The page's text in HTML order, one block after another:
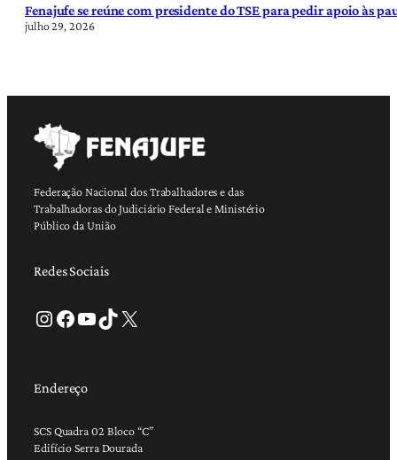
Fenajufe se reúne com presidente do TSE para pedir apoio às
julho 29, 2026
Federação Nacional dos Trabalhadores e das
Trabalhadoras do Judiciário Federal e Ministério
Público da União
Redes Sociais
Instagram Facebook Youtube TikTok X
Endereço
SCS Quadra 02 Bloco “C”
Edifício Serra Dourada